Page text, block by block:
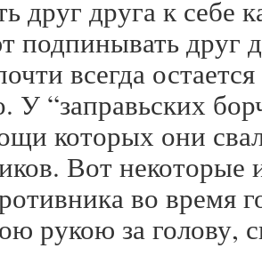
друг друга к себе
подпинывать друг
всегда
У “заправьских
которых они
Вот
во время
рукою за голову,